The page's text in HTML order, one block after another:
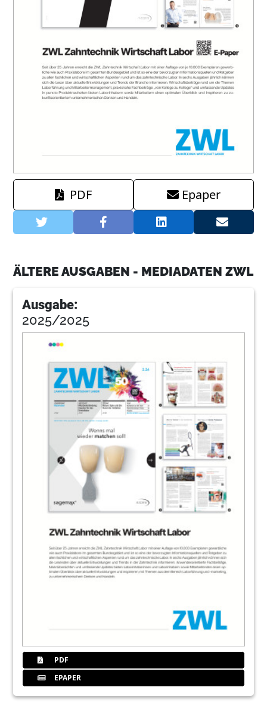
PDF Epaper
ÄLTERE AUSGABEN - MEDIADATEN ZWL
Ausgabe:
2025/2025
PDF
EPAPER